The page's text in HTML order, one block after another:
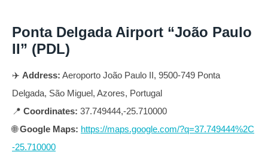
Ponta Delgada Airport “João Paulo
II” (PDL)
✈️ Address: Aeroporto João Paulo II, 9500-749 Ponta
Delgada, São Miguel, Azores, Portugal
📍 Coordinates: 37.749444,-25.710000
🌐Google Maps: https://maps.google.com/?q=37.749444%2C
-25.710000